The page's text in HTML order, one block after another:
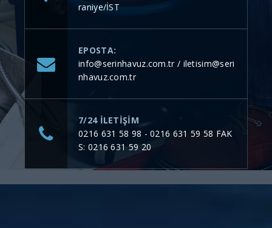
raniye/İST
EPOSTA:
info@serinhavuz.com.tr / iletisim@seri
nhavuz.com.tr
7/24 ILETIŞIM
0216 631 58 98 - 0216 631 59 58 FAK
S: 0216 631 59 20